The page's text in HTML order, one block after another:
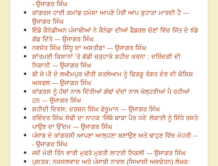
- ਉਜਾਗਰ ਸਿੰਘ
ਕਾਂਗਰਸ ਹਾਈ ਕਮਾਂਡ ਹਮੇਸ਼ਾ ਆਪਣੇ ਪੈਰੀਂ ਆਪ ਕੁਹਾੜਾ ਮਾਰਦੀ ਹੈ ---
ਉਜਾਗਰ ਸਿੰਘ
ਇੰਡੋ ਕੈਨੇਡੀਅਨ ਪੰਜਾਬੀਆਂ ਨੇ ਕੈਨੇਡਾ ਦੀਆਂ ਫੈਡਰਲ ਚੋਣਾਂ ਵਿੱਚ ਜਿੱਤ ਦੇ ਝੰਡੇ
ਗੱਡ ਦਿੱਤੇ --- ਉਜਾਗਰ ਸਿੰਘ
ਨਵਜੋਤ ਸਿੰਘ ਸਿੱਧੂ ਦਾ ਅਸਤੀਫ਼ਾ --- ਉਜਾਗਰ ਸਿੰਘ
ਸ਼ਾਂਤਮਈ ਕਿਸਾਨਾਂ ’ਤੇ ਗੱਡੀ ਚੜ੍ਹਾਕੇ ਸ਼ਹੀਦ ਕਰਨਾ : ਦਰਿੰਦਗੀ ਦੀ
ਨਿਸ਼ਾਨੀ --- ਉਜਾਗਰ ਸਿੰਘ
ਬੀ ਜੇ ਪੀ ਦੇ ਲਖੀਮਪੁਰ ਖੀਰੀ ਕਤਲੇਆਮ ਨੂੰ ਫਿਰਕੂ ਰੰਗਤ ਦੇਣ ਦੀ ਕੋਸ਼ਿਸ਼
ਅਸਫਲ --- ਉਜਾਗਰ ਸਿੰਘ
ਕਾਂਗਰਸ ਨੂੰ ਹੱਥਾਂ ਨਾਲ ਦਿੱਤੀਆਂ ਗੰਢਾਂ ਦੰਦਾਂ ਨਾਲ ਖੋਲ੍ਹਣੀਆਂ ਪੈ ਰਹੀਆਂ
ਹਨ --- ਉਜਾਗਰ ਸਿੰਘ
ਸ਼ਹੀਦੀ ਦਿਵਸ: ਦਰਸ਼ਨ ਸਿੰਘ ਫੇਰੂਮਾਨ --- ਉਜਾਗਰ ਸਿੰਘ
ਰਵਿੰਦਰ ਸਿੰਘ ਸੋਢੀ ਦਾ ਨਾਟਕ ‘ਜਿੱਥੇ ਬਾਬਾ ਪੈਰ ਧਰੇ’ ਲੋਕਾਈ ਨੂੰ ਸਿੱਧੇ ਰਸਤੇ
ਪਾਉਣ ਦਾ ਉੱਦਮ --- ਉਜਾਗਰ ਸਿੰਘ
ਪੰਜਾਬ ਦੇ ਕਾਂਗਰਸੀ ਆਪਣਾ ਆਲ੍ਹਣਾ ਬਣਾਉਣ ਅਤੇ ਢਾਹੁਣ ਵਿੱਚ ਮੋਹਰੀ --
- ਉਜਾਗਰ ਸਿੰਘ
ਜਦੋਂ ਮੇਰੀ ਤਿੰਨ ਵਾਰੀ ਮੁਫਤੋ ਮੁਫਤੀ ਲਾਟਰੀ ਨਿਕਲੀ --- ਉਜਾਗਰ ਸਿੰਘ
ਪੁਸਤਕ: ਨਕਸਲਵਾਦ ਅਤੇ ਪੰਜਾਬੀ ਨਾਵਲ (ਸਿਆਸੀ ਅਵਚੇਤਨ) ਲੇਖਕ: